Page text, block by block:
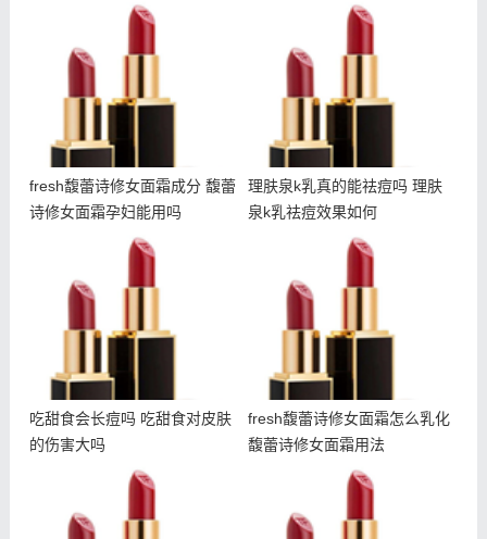
fresh馥蕾诗修女面霜成分
fresh馥蕾诗修女面霜成分 馥蕾
诗修女面霜孕妇能用吗
理肤泉k乳真的能祛痘吗 理
理肤泉k乳真的能祛痘吗 理肤
泉k乳祛痘效果如何
吃甜食会长痘吗 吃甜食对
吃甜食会长痘吗 吃甜食对皮肤
的伤害大吗
fresh馥蕾诗修女面霜怎么
fresh馥蕾诗修女面霜怎么乳化
馥蕾诗修女面霜用法
什么是悬针纹 如何预防悬
冬天干夏天油怎么护肤 冬